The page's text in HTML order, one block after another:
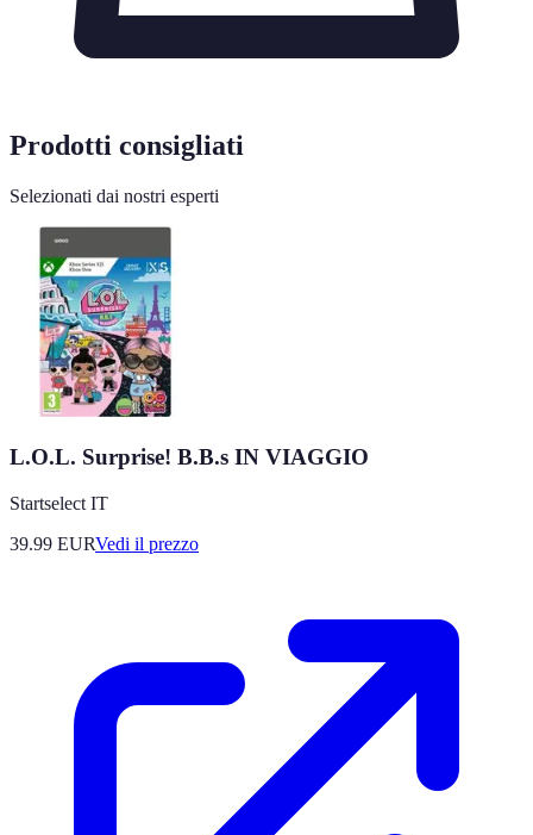
Prodotti consigliati
Selezionati dai nostri esperti
L.O.L. Surprise! B.B.s IN VIAGGIO
Startselect IT
39.99 EURVedi il prezzo